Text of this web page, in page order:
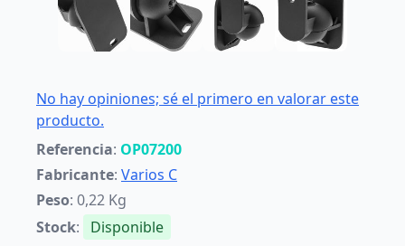
No hay opiniones; sé el primero en valorar este
producto.
Referencia: OP07200
Fabricante: Varios C
Peso: 0,22 Kg
Stock: Disponible